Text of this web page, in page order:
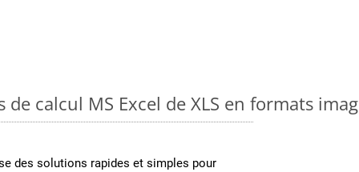
calcul MS Excel de XLS en formats
des solutions rapides et simples pour